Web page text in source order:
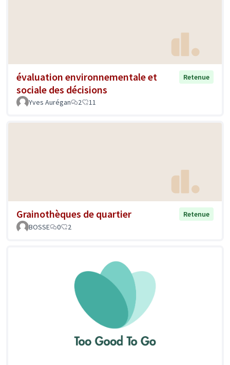
évaluation environnementale et
sociale des décisions
Retenue
Yves Aurégan 2 11
Grainothèques de quartier
Retenue
BOSSE
0 2